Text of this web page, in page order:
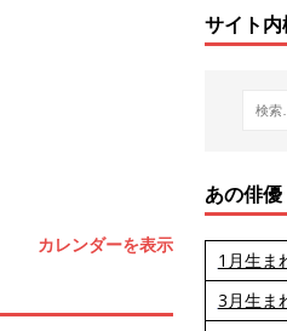
カレンダーを表示
サイト
あの俳
1月生ま
3月生ま